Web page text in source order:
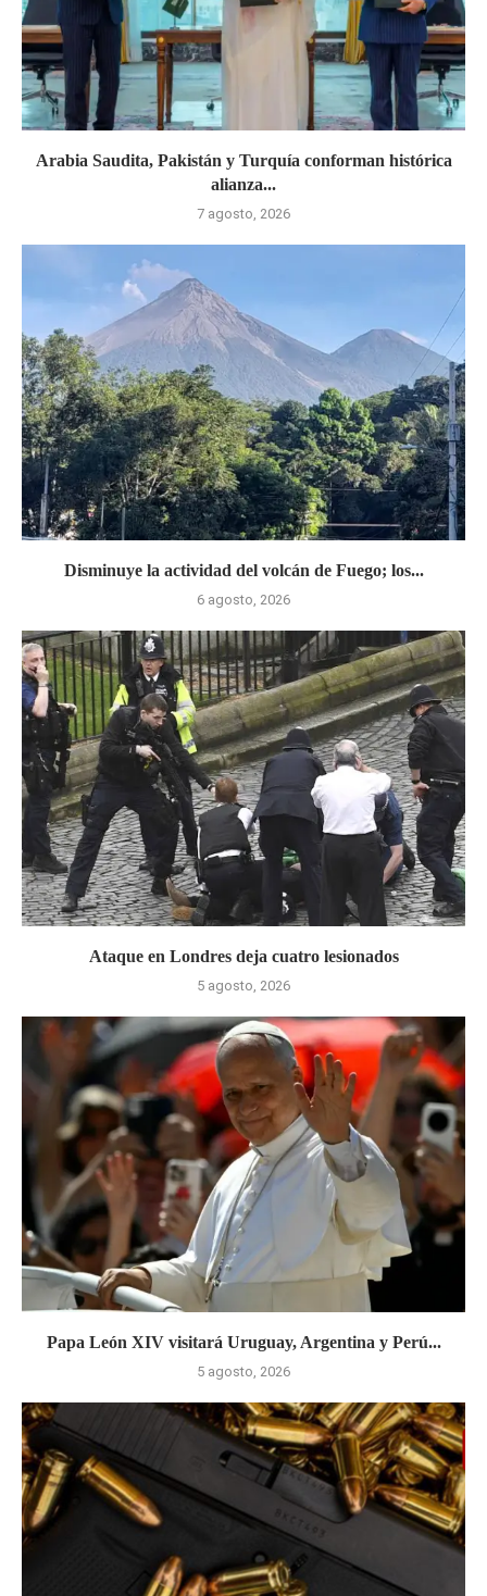
Arabia Saudita, Pakistán y Turquía conforman histórica
alianza...
7 agosto, 2026
Disminuye la actividad del volcán de Fuego; los...
6 agosto, 2026
Ataque en Londres deja cuatro lesionados
5 agosto, 2026
Papa León XIV visitará Uruguay, Argentina y Perú...
5 agosto, 2026